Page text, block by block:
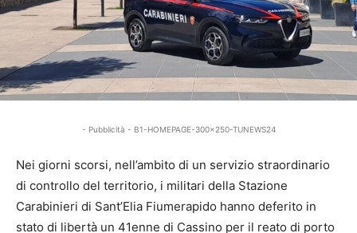
- Pubblicità - B1-HOMEPAGE-300x250-TUNEWS24
Nei giorni scorsi, nell’ambito di un servizio straordinario
di controllo del territorio, i militari della Stazione
Carabinieri di Sant’Elia Fiumerapido hanno deferito in
stato di libertà un 41enne di Cassino per il reato di porto